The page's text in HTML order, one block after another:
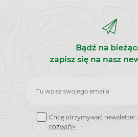
Bądź na
zapisz się na nasz
Zapisz
do
newslettera
Chcę otrzymywać newsletter
rozwiń>